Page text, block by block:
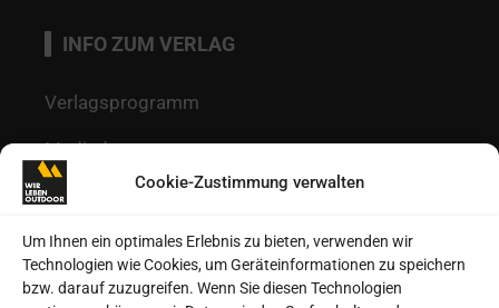
Cookie-Zustimmung verwalten
Um Ihnen ein optimales Erlebnis zu bieten, verwenden wir
Technologien wie Cookies, um Geräteinformationen zu speichern
bzw. darauf zuzugreifen. Wenn Sie diesen Technologien
INFO ZUM VERLAG
Verlagsprogramm
Mediadaten
Redaktion
Kontakt
Autoren